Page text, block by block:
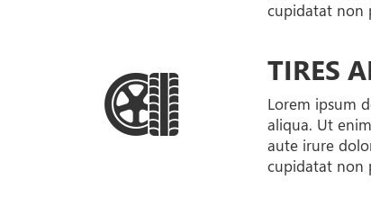
cupidatat non
TIRES
Lorem ipsum
aliqua. Ut
aute irure
cupidatat non